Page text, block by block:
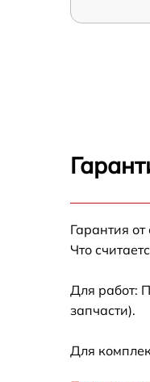
Гарантия
Что
Для работ:
запчасти).
Для